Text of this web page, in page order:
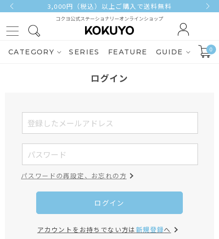
3,000円（税込）以上ご購入で送料無料
コクヨ公式ステーショナリーオンラインショップ
CATEGORY SERIES FEATURE GUIDE 0
ログイン
パスワードの再設定、お忘れの方
ログイン
アカウントをお持ちでない方は新規登録へ